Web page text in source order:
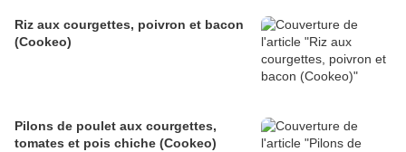
Riz aux courgettes, poivron et bacon
(Cookeo)
Pilons de poulet aux courgettes,
tomates et pois chiche (Cookeo)